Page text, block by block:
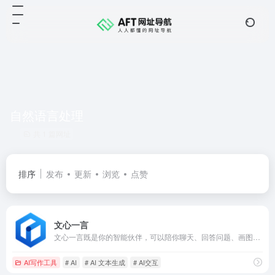
排序 发布 更新 浏览 点赞
文心一言
AI写作工具 # AI # AI 文本生成 # AI交互